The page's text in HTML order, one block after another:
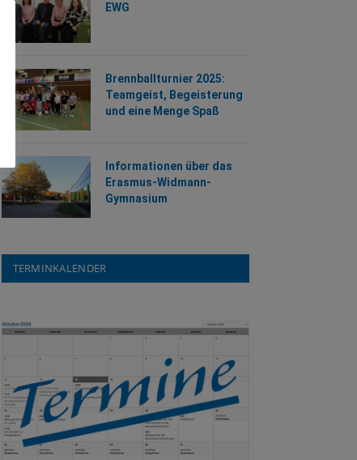
EWG
Brennballturnier 2025:
Teamgeist, Begeisterung
und eine Menge Spaß
Informationen über das
Erasmus-Widmann-
Gymnasium
TERMINKALENDER